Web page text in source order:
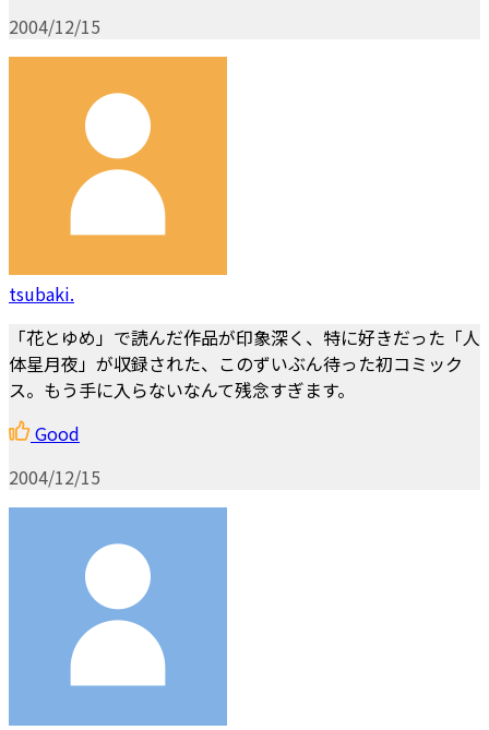
2004/12/15
tsubaki.
「花とゆめ」で読んだ作品が印象深く、特に好きだった「人
体星月夜」が収録された、このずいぶん待った初コミック
ス。もう手に入らないなんて残念すぎます。
Good
2004/12/15